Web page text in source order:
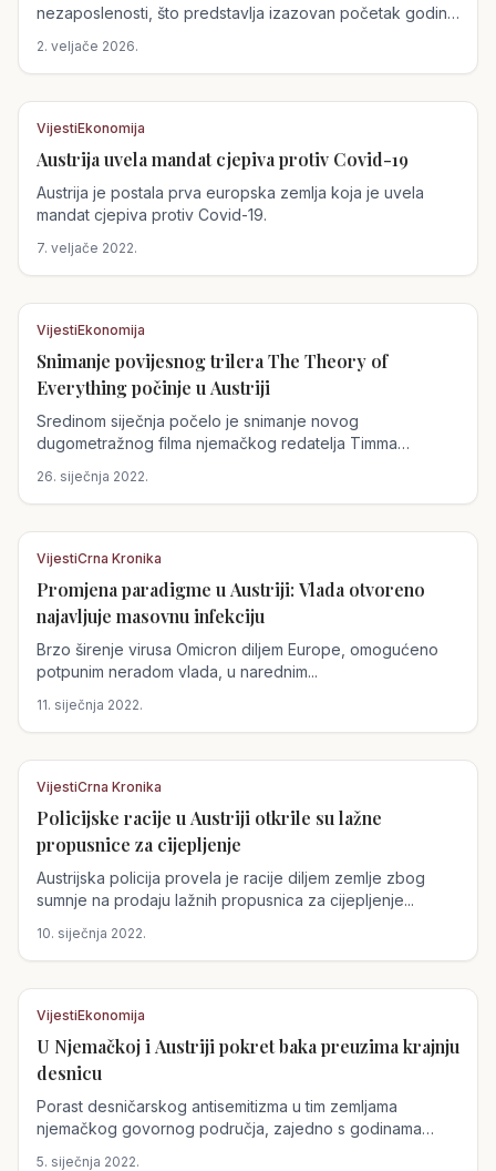
nezaposlenosti, što predstavlja izazovan početak godine
dosegao je 456.200 osoba, što predstavlja povećanje
od 2,4% u odnosu na prethodnu godinu.
2. veljače 2026.
VijestiEkonomija
Austrija uvela mandat cjepiva protiv Covid-19
Austrija je postala prva europska zemlja koja je uvela
mandat cjepiva protiv Covid-19.
7. veljače 2022.
Austrija
VijestiEkonomija
Snimanje povijesnog trilera The Theory of
Everything počinje u Austriji
Sredinom siječnja počelo je snimanje novog
dugometražnog filma njemačkog redatelja Timma
26. siječnja 2022.
Austrija
VijestiCrna Kronika
Promjena paradigme u Austriji: Vlada otvoreno
najavljuje masovnu infekciju
Brzo širenje virusa Omicron diljem Europe, omogućeno
potpunim neradom vlada, u narednim...
11. siječnja 2022.
Austrija
VijestiCrna Kronika
Policijske racije u Austriji otkrile su lažne
propusnice za cijepljenje
Austrijska policija provela je racije diljem zemlje zbog
sumnje na prodaju lažnih propusnica za cijepljenje...
10. siječnja 2022.
Austrija
VijestiEkonomija
U Njemačkoj i Austriji pokret baka preuzima krajnju
desnicu
Porast desničarskog antisemitizma u tim zemljama
njemačkog govornog područja, zajedno s godinama
5. siječnja 2022.